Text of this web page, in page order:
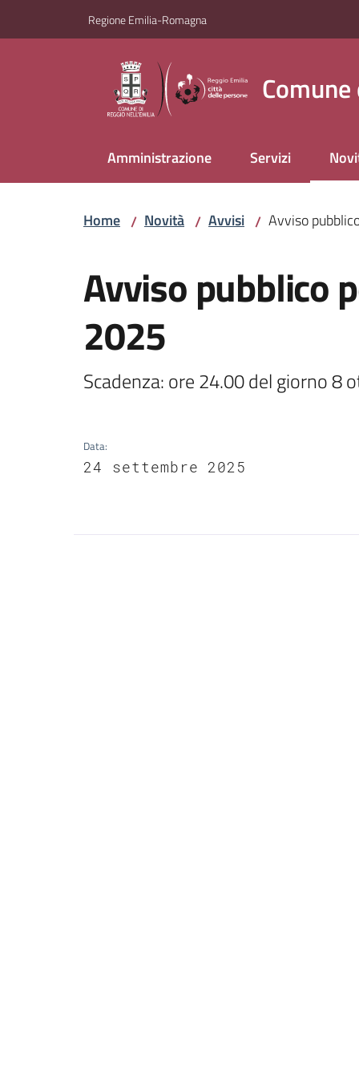
Regione Emilia-Romagna
Amministrazione Servizi
Home / Novità / Avvisi / Avviso
Avviso pubblico
2025
Scadenza: ore 24.00 del giorno 8
Data:
24 settembre 2025